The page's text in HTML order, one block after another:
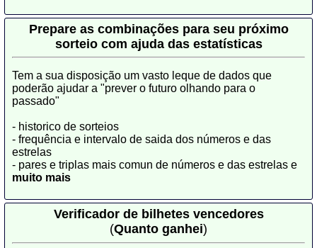
Prepare as combinações para seu próximo
sorteio com ajuda das estatísticas
Tem a sua disposição um vasto leque de dados que
poderão ajudar a "prever o futuro olhando para o
passado"
- historico de sorteios
- frequência e intervalo de saida dos números e das
estrelas
- pares e triplas mais comun de números e das estrelas e
muito mais
Verificador de bilhetes vencedores
(Quanto ganhei)